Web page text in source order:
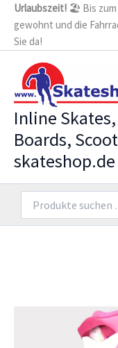
Zum
Inhalt
springen
Urlaubszeit! 🏖️ Bis zum
gewohnt und die
Sie da!
Inline
Boards,
skateshop.de
nach: